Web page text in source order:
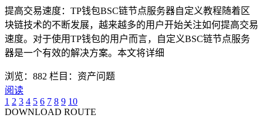
提高交易速度：TP钱包BSC链节点服务器自定义教程随着区
块链技术的不断发展，越来越多的用户开始关注如何提高交易
速度。对于使用TP钱包的用户而言，自定义BSC链节点服务
器是一个有效的解决方案。本文将详细
浏览：882 栏目：资产问题
阅读
1 2 3 4 5 6 7 8 9 10
DOWNLOAD ROUTE